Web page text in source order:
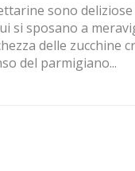
sono deliziose
si sposano a
delle zucchine
del parmigiano...